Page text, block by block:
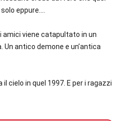
eppure….
amici viene catapultato in un
antico demone e un’antica
cielo in quel 1997. E per i ragazzi